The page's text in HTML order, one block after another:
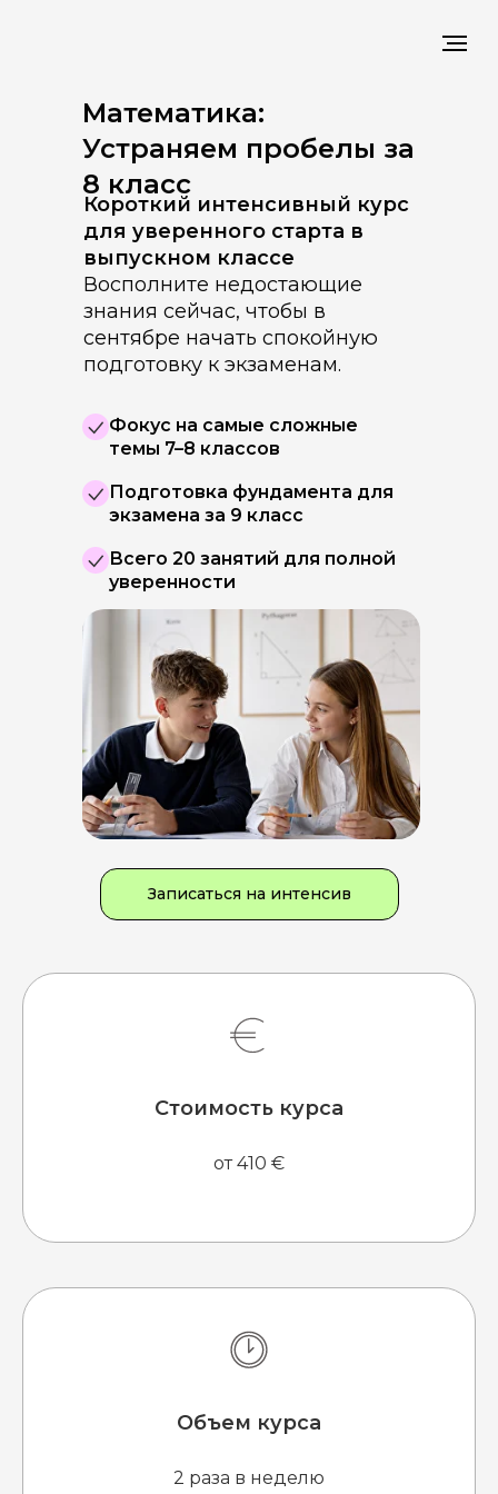
Математика:
Устраняем пробелы за
8 класс
Короткий интенсивный курс
для уверенного старта в
выпускном классе
Восполните недостающие
знания сейчас, чтобы в
сентябре начать спокойную
подготовку к экзаменам.
Записаться на интенсив
Всего 20 занятий для полной
уверенности
Подготовка фундамента для
экзамена за 9 класс
Фокус на самые сложные
темы 7–8 классов
Стоимость курса
от 410 €
Объем курса
2 раза в неделю